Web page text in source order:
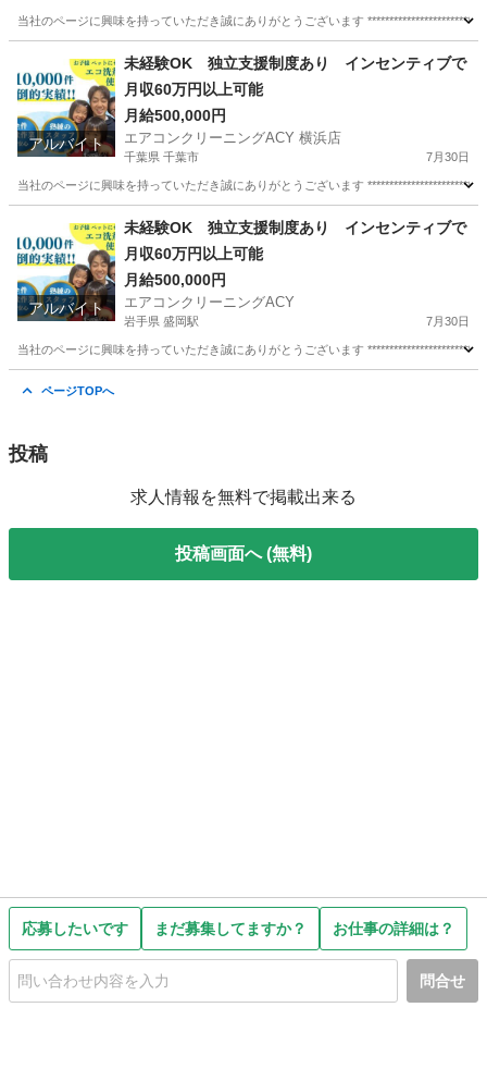
応募したいです まだ募集してますか？ お仕事の詳細は？
問合せ
当社のページに興味を持っていただき誠にありがとうございます
熊本駅 清掃 スタッフ
アルバイト
未経験OK 独立支援制度あり インセンティブで
月収60万円以上可能
月給500,000円
エアコンクリーニングACY 横浜店
千葉県 千葉市 7月30日
当社のページに興味を持っていただき誠にありがとうございます
清掃
アルバイト
未経験OK 独立支援制度あり インセンティブで
月収60万円以上可能
月給500,000円
エアコンクリーニングACY
岩手県 盛岡駅 7月30日
当社のページに興味を持っていただき誠にありがとうございます
ページTOPへ
投稿
求人情報を無料で掲載出来る
投稿画面へ (無料)
関連キーワード検索
スタッフ オンライン